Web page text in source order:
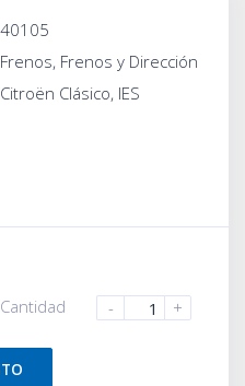
40105
Frenos, Frenos y Dirección
Citroën Clásico, IES
Cantidad - +